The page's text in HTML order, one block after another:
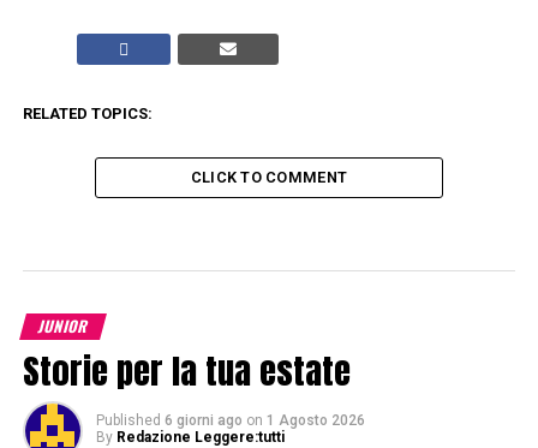
RELATED TOPICS:
CLICK TO COMMENT
JUNIOR
Storie per la tua estate
Published 6 giorni ago on 1 Agosto 2026
By Redazione Leggere:tutti